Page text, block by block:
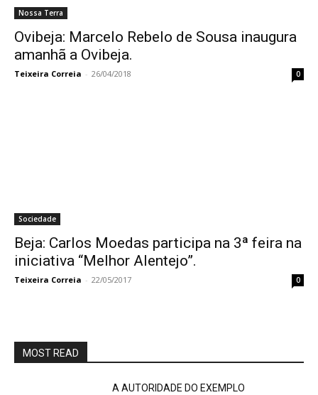
Nossa Terra
Ovibeja: Marcelo Rebelo de Sousa inaugura
amanhã a Ovibeja.
Teixeira Correia - 26/04/2018 0
Sociedade
Beja: Carlos Moedas participa na 3ª feira na
iniciativa “Melhor Alentejo”.
Teixeira Correia - 22/05/2017 0
MOST READ
A AUTORIDADE DO EXEMPLO